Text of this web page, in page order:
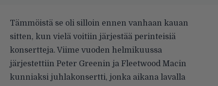
Tämmöistä se oli silloin ennen vanhaan kauan
sitten, kun vielä voitiin järjestää perinteisiä
konsertteja. Viime vuoden helmikuussa
järjestettiin Peter Greenin ja Fleetwood Macin
kunniaksi juhlakonsertti, jonka aikana lavalla